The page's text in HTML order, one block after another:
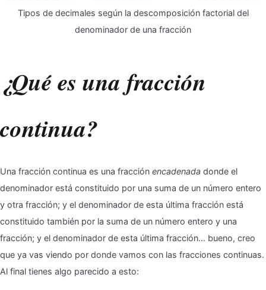
Tipos de decimales según la descomposición factorial del
denominador de una fracción
¿Qué es una fracción
continua?
Una fracción continua es una fracción encadenada donde el
denominador está constituido por una suma de un número entero
y otra fracción; y el denominador de esta última fracción está
constituido también por la suma de un número entero y una
fracción; y el denominador de esta última fracción… bueno, creo
que ya vas viendo por donde vamos con las fracciones continuas.
Al final tienes algo parecido a esto: